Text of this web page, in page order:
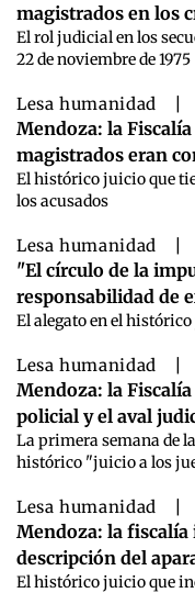
magistrados en los
El rol judicial en los
22 de noviembre de 1975
Lesa humanidad
Mendoza: la
magistrados eran
El histórico juicio que
los acusados
Lesa humanidad
"El círculo de la
responsabilidad de
El alegato en el
Lesa humanidad
Mendoza: la
policial y el aval
La primera semana de
histórico "juicio a los
Lesa humanidad
Mendoza: la fiscalía
descripción del
El histórico juicio que